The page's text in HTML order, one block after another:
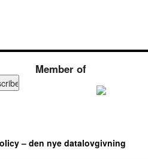
Member of
– den nye datalovgivning